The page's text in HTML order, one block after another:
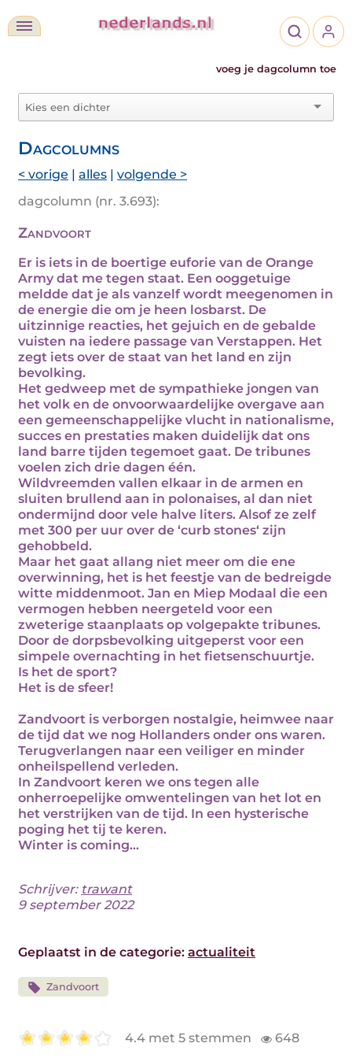
voeg je dagcolumn toe
Dagcolumns
< vorige | alles | volgende >
dagcolumn (nr. 3.693):
Zandvoort
Er is iets in de boertige euforie van de Orange
Army dat me tegen staat. Een ooggetuige
meldde dat je als vanzelf wordt meegenomen in
de energie die om je heen losbarst. De
uitzinnige reacties, het gejuich en de gebalde
vuisten na iedere passage van Verstappen. Het
zegt iets over de staat van het land en zijn
bevolking.
Het gedweep met de sympathieke jongen van
het volk en de onvoorwaardelijke overgave aan
een gemeenschappelijke vlucht in nationalisme,
succes en prestaties maken duidelijk dat ons
land barre tijden tegemoet gaat. De tribunes
voelen zich drie dagen één.
Wildvreemden vallen elkaar in de armen en
sluiten brullend aan in polonaises, al dan niet
ondermijnd door vele halve liters. Alsof ze zelf
met 300 per uur over de ‘curb stones‘ zijn
gehobbeld.
Maar het gaat allang niet meer om die ene
overwinning, het is het feestje van de bedreigde
witte middenmoot. Jan en Miep Modaal die een
vermogen hebben neergeteld voor een
zweterige staanplaats op volgepakte tribunes.
Door de dorpsbevolking uitgeperst voor een
simpele overnachting in het fietsenschuurtje.
Is het de sport?
Het is de sfeer!
Zandvoort is verborgen nostalgie, heimwee naar
de tijd dat we nog Hollanders onder ons waren.
Terugverlangen naar een veiliger en minder
onheilspellend verleden.
In Zandvoort keren we ons tegen alle
onherroepelijke omwentelingen van het lot en
het verstrijken van de tijd. In een hysterische
poging het tij te keren.
Winter is coming…
Schrijver: trawant
9 september 2022
Geplaatst in de categorie: actualiteit
Zandvoort
4.4 met 5 stemmen 648